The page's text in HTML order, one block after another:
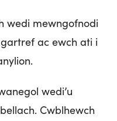
wedi mewngofnodi
gartref ac ewch ati i
wedi’u
Cwblhewch